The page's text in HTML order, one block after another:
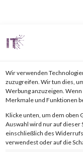
Wir verwenden
zuzugreifen. Wir tun dies,
Werbung anzuzeigen.
Merkmale und Funktionen
Klicke unten, um dem oben
Auswahl wird nur auf dieser
einschließlich des
verwendest oder auf die
Remote
by
and
exploit